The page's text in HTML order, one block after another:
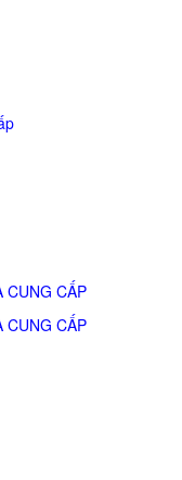
CUNG CẤP
CUNG CẤP